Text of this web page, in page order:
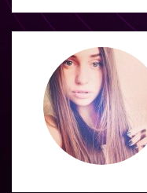
г